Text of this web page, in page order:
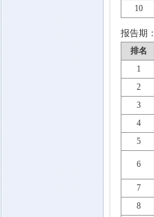
10
报告期：
排名
1
2
3
4
5
6
7
8